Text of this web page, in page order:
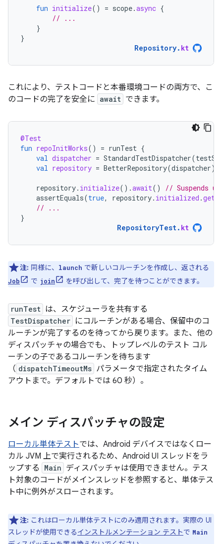
fun initialize() = scope.async {
// ...
}
}
Repository. kt
これにより、テストコードと本番環境コードの両方で、こ
のコードの完了を安全に await できます。
@Test
fun repoInitWorks() = runTest {
val dispatcher = StandardTestDispatcher(
val repository = BetterRepository(dispatcher)
repository. initialize().await()
// Suspends
assertEquals(true, repository. initialized .get
// ...
}
RepositoryTest. kt
注: 同様に、 launch で新しいコルーチンを作成し、返される
Job で join を呼び出して、完了を待つことができます。
runTest は、スケジューラを共有する
TestDispatcher にコルーチンがある場合、保留中のコ
ルーチンが完了するのを待ってから戻ります。また、他の
ディスパッチャの場合でも、トップレベルのテスト コル
ーチンの子であるコルーチンを待ちます
（ dispatchTimeoutMs パラメータで指定されたタイム
アウトまで。デフォルトでは 60 秒）。
メイン ディスパッチャの設定
ローカル単体テストでは、Android デバイスではなくロー
カル JVM 上で実行されるため、Android UI スレッドをラ
ップする
Main ディスパッチャは使用できません。テス
ト対象のコードがメインスレッドを参照すると、単体テス
ト中に例外がスローされます。
注: これはローカル単体テストにのみ適用されます。実際の UI
スレッドが使用できるインストルメンテーション テストで Main